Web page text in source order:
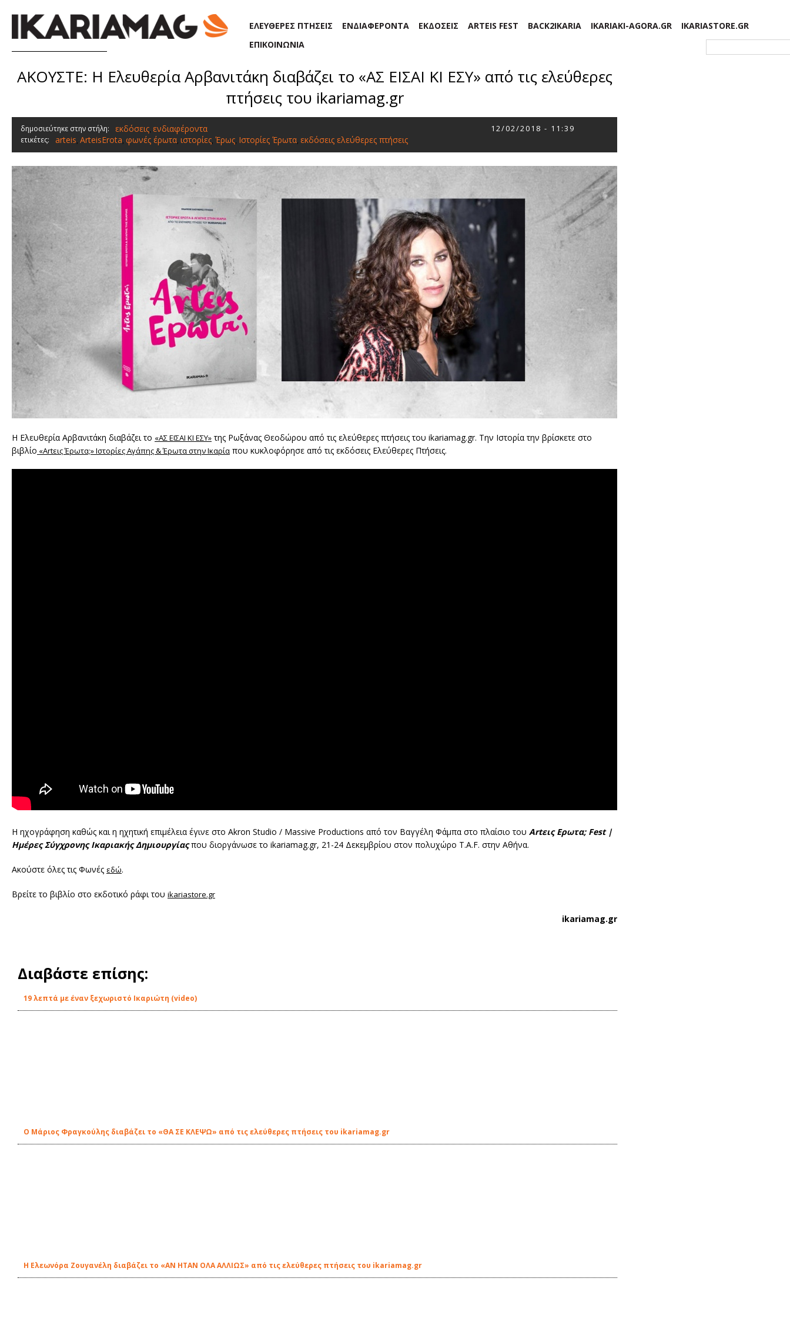
ΕΛΕΥΘΕΡΕΣ ΠΤΗΣΕΙΣ ΕΝΔΙΑΦΕΡΟΝΤΑ ΕΚΔΟΣΕΙΣ ARTEIS FEST BACK2IKARIA IKARIAKI-AGORA.GR
IKARIASTORE.GR
ΕΠΙΚΟΙΝΩΝΙΑ
ΑΚΟΥΣΤΕ: H Ελευθερία Αρβανιτάκη διαβάζει το «ΑΣ ΕΙΣΑΙ ΚΙ ΕΣΥ» από τις ελεύθερες
πτήσεις του ikariamag.gr
δημοσιεύτηκε στην στήλη: εκδόσεις, ενδιαφέροντα 12/02/2018 - 11:39
ετικέτες: arteis, ArteisErota, φωνές έρωτα, ιστορίες, Έρως, Ιστορίες Έρωτα, εκδόσεις ελεύθερες πτήσεις
Η Ελευθερία Αρβανιτάκη διαβάζει το «ΑΣ ΕΙΣΑΙ ΚΙ ΕΣΥ»της Ρωξάνας Θεοδώρου από τις ελεύθερες πτήσεις του ikariamag.gr. Την Ιστορία την βρίσκετε στο
βιβλίο «Artεις Έρωτα;» Ιστορίες Αγάπης & Έρωτα στην Ικαρία που κυκλοφόρησε από τις εκδόσεις Ελεύθερες Πτήσεις.
H ηχογράφηση καθώς και η ηχητική επιμέλεια έγινε στο Akron Studio / Massive Productions από τον Βαγγέλη Φάμπα στο πλαίσιο του Artεις Ερωτα; Fest |
Ημέρες Σύγχρονης Ικαριακής Δημιουργίαςπου διοργάνωσε το ikariamag.gr, 21-24 Δεκεμβρίου στον πολυχώρο T.A.F. στην Αθήνα.
Ακούστε όλες τις Φωνές εδώ.
Βρείτε το βιβλίο στο εκδοτικό ράφι του ikariastore.gr
ikariamag.gr
Διαβάστε επίσης:
19 λεπτά με έναν ξεχωριστό Ικαριώτη (video)
O Μάριος Φραγκούλης διαβάζει το «ΘΑ ΣΕ ΚΛΕΨΩ» από τις ελεύθερες πτήσεις του ikariamag.gr
Η Ελεωνόρα Ζουγανέλη διαβάζει το «ΑΝ ΗΤΑΝ ΟΛΑ ΑΛΛΙΩΣ» από τις ελεύθερες πτήσεις του ikariamag.gr